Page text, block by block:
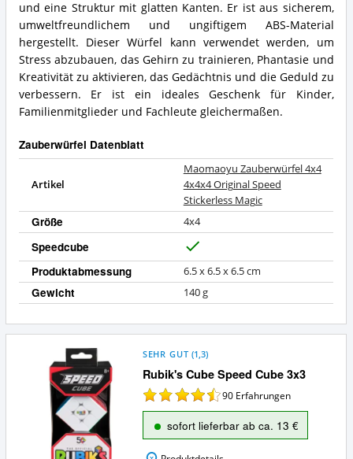
und eine Struktur mit glatten Kanten. Er ist aus sicherem,
umweltfreundlichem und ungiftigem ABS-Material
hergestellt. Dieser Würfel kann verwendet werden, um
Stress abzubauen, das Gehirn zu trainieren, Phantasie und
Kreativität zu aktivieren, das Gedächtnis und die Geduld zu
verbessern. Er ist ein ideales Geschenk für Kinder,
Familienmitglieder und Fachleute gleichermaßen.
Zauberwürfel Datenblatt
Artikel
Maomaoyu Zauberwürfel 4x4
4x4x4 Original Speed
Stickerless Magic
Größe 4x4
Speedcube
a
Produktabmessung 6.5 x 6.5 x 6.5 cm
Gewicht 140 g
Rubik's Cube Speed Cube 3x3
SEHR GUT (1,3)
90 Erfahrungen
sofort lieferbar ab ca. 13 €